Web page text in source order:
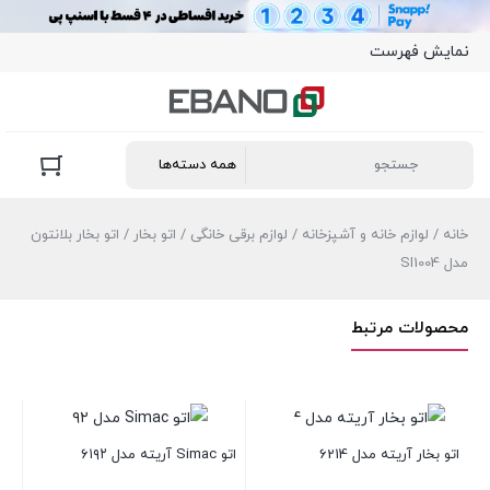
نمایش فهرست
خانه / لوازم خانه و آشپزخانه / لوازم برقی خانگی / اتو بخار / اتو بخار بلانتون
مدل SI1004
محصولات مرتبط
اتو بخار آریته مدل 6214 اتو Simac آریته مدل ۶۱۹۲